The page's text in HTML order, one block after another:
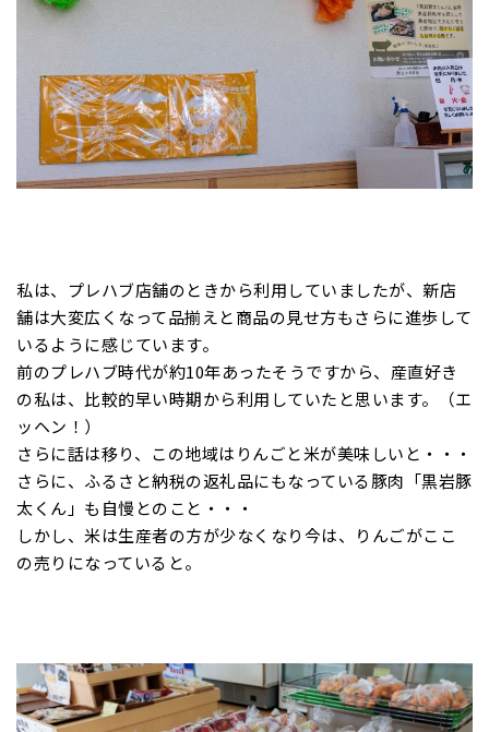
私は、プレハブ店舗のときから利用していましたが、新店
舗は大変広くなって品揃えと商品の見せ方もさらに進歩して
いるように感じています。
前のプレハブ時代が約10年あったそうですから、産直好き
の私は、比較的早い時期から利用していたと思います。（エ
ッヘン！）
さらに話は移り、この地域はりんごと米が美味しいと・・・
さらに、ふるさと納税の返礼品にもなっている豚肉「黒岩豚
太くん」も自慢とのこと・・・
しかし、米は生産者の方が少なくなり今は、りんごがここ
の売りになっていると。